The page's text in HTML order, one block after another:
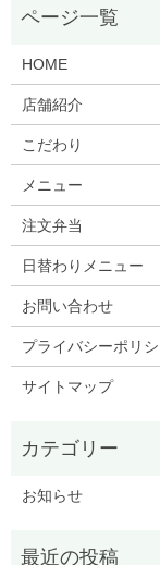
HOME
店舗紹介
こだわり
メニュー
注文弁当
日替わりメニュー
お問い合わせ
プライバシーポリ
サイトマップ
お知らせ